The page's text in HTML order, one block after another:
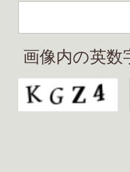
画像内の英数